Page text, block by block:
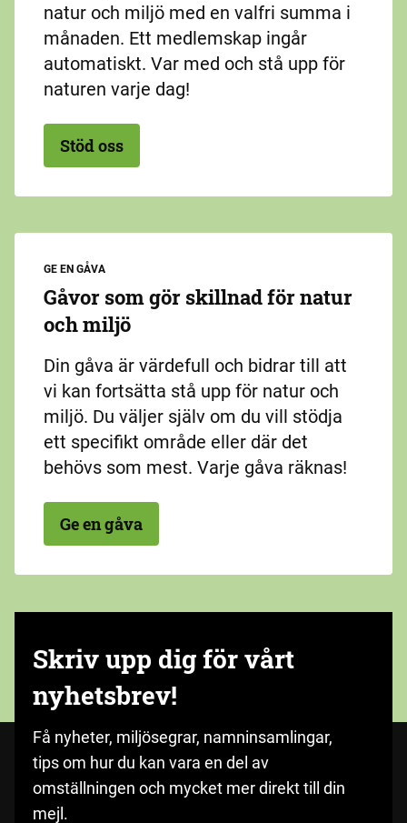
natur och miljö med en valfri summa i
månaden. Ett medlemskap ingår
automatiskt. Var med och stå upp för
naturen varje dag!
Stöd oss
GE EN GÅVA
Gåvor som gör skillnad för natur
och miljö
Din gåva är värdefull och bidrar till att
vi kan fortsätta stå upp för natur och
miljö. Du väljer själv om du vill stödja
ett specifikt område eller där det
behövs som mest. Varje gåva räknas!
Ge en gåva
Skriv upp dig för vårt
nyhetsbrev!
Få nyheter, miljösegrar, namninsamlingar,
tips om hur du kan vara en del av
omställningen och mycket mer direkt till din
mejl.